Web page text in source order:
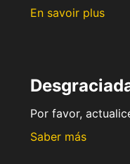
En savoir plus
Por favor,
Saber más